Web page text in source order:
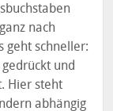
nach
geht schneller:
und
Hier steht
abhängig